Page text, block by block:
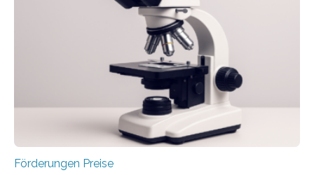
diesem Jahr wieder deutschlandweit den Hentschel-
Preis aus. Er richtet sich gezielt an jüngere
Forscherinnen und Forscher unter 40 Jahren. Geehrt
werden soll eine herausragende Doktorarbeit oder eine
hochrangige wissenschaftliche Publikation zum Thema
Förderungen Preise